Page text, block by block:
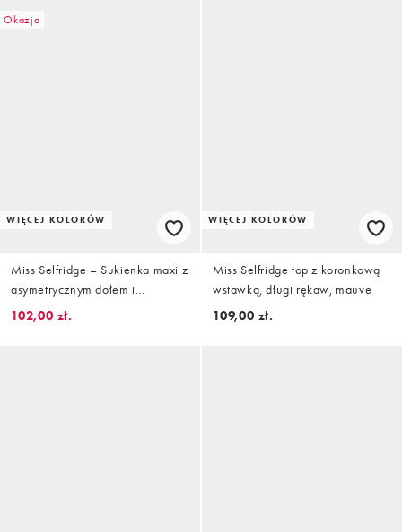
Okazja
WIĘCEJ KOLORÓW
Miss Selfridge – Sukienka maxi z
asymetrycznym dołem i
koronkowym wykończeniem
102,00 zł.
WIĘCEJ KOLORÓW
Miss Selfridge top z koronkową
wstawką, długi rękaw, mauve
109,00 zł.